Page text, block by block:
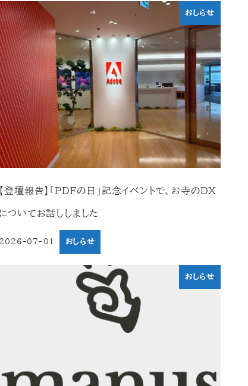
おしらせ
【登壇報告】「PDFの日」記念イベントで、お寺のDX
についてお話ししました
2026-07-01 おしらせ
おしらせ